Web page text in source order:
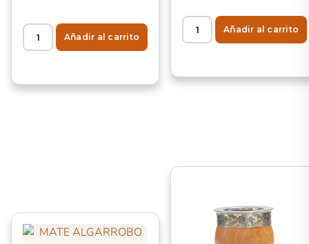
Añadir al carrito
Añadir al carrito